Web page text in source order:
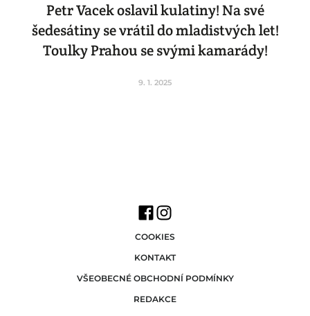
Petr Vacek oslavil kulatiny! Na své
šedesátiny se vrátil do mladistvých let!
Toulky Prahou se svými kamarády!
9. 1. 2025
COOKIES
KONTAKT
VŠEOBECNÉ OBCHODNÍ PODMÍNKY
REDAKCE